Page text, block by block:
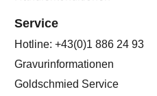
Service
Hotline: +43(0)1 886 24 93
Gravurinformationen
Goldschmied Service